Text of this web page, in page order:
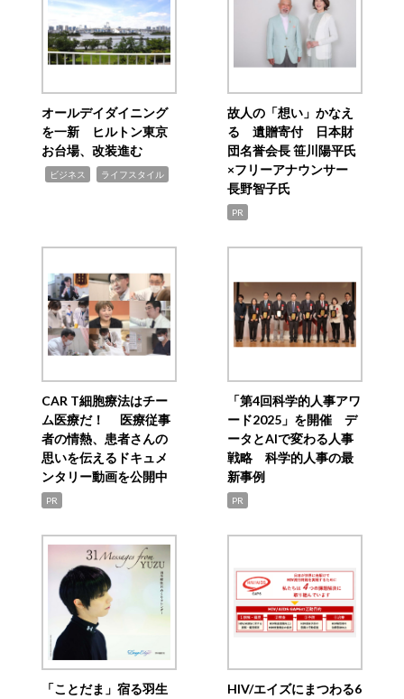
オールデイダイニング
を一新 ヒルトン東京
お台場、改装進む
ビジネス ライフスタイル
故人の「想い」かなえ
る 遺贈寄付 日本財
団名誉会長 笹川陽平氏
×フリーアナウンサー
長野智子氏
PR
CAR T細胞療法はチー
ム医療だ！ 医療従事
者の情熱、患者さんの
思いを伝えるドキュメ
ンタリー動画を公開中
PR
「第4回科学的人事アワ
ード2025」を開催 デ
ータとAIで変わる人事
戦略 科学的人事の最
新事例
PR
「ことだま」宿る羽生
HIV/エイズにまつわる6